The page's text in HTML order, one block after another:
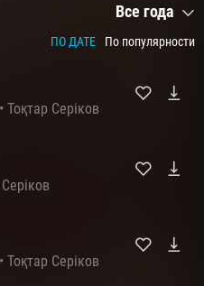
Все года
ПО ДАТЕ По популярности
• Тоқтар Серіков
• Тоқтар Серіков